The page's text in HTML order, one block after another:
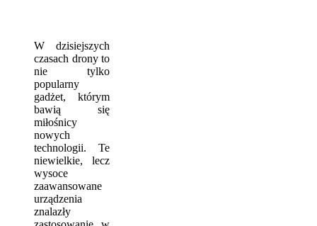
W dzisiejszych
czasach drony to
nie tylko
popularny
gadżet, którym
bawią się
miłośnicy
nowych
technologii. Te
niewielkie, lecz
wysoce
zaawansowane
urządzenia
znalazły